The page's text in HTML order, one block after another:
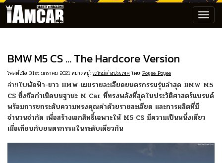
BMW M5 CS … The Hardcore Version
โพสต์เมื่อ 31st มกราคม 2021 หมวดหมู่: รถใหม่ต่างประเทศ โดย Poyee Poyee
ค่ายใบพัดฟ้า-ขาว BMW เผยรายละเอียดยนตรกรรมรุ่นล่าสุด BMW M5
CS ซึ่งถือกำเนิดบนฐานะ M Car ที่ทรงพลังที่สุดในประวัติศาสตร์แบรนด์
พร้อมการยกระดับความทรงคุณค่าด้วยรายละเอียด และการผลิตที่มี
จำนวนจำกัด เพื่อสร้างเอกสิทธิ์เฉพาะให้ M5 CS มีความเป็นหนึ่งเดียว
เมื่อเทียบกับยนตรกรรมในระดับเดียวกัน